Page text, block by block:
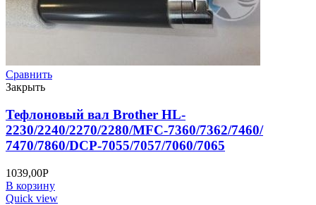
Сравнить
Закрыть
Тефлоновый вал Brother HL-
2230/2240/2270/2280/MFC-7360/7362/7460/
7470/7860/DCP-7055/7057/7060/7065
1039,00Р
В корзину
Quick view